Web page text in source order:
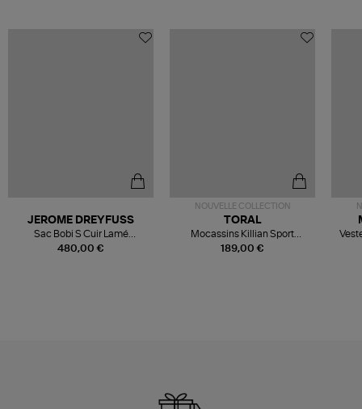
480,00 €
JEROME DREYFUSS
Sac Bobi S Cuir Lamé
Champagne
NOUVELLE COLLECTION
189,00 €
TORAL
Mocassins Killian Sport
Mousse